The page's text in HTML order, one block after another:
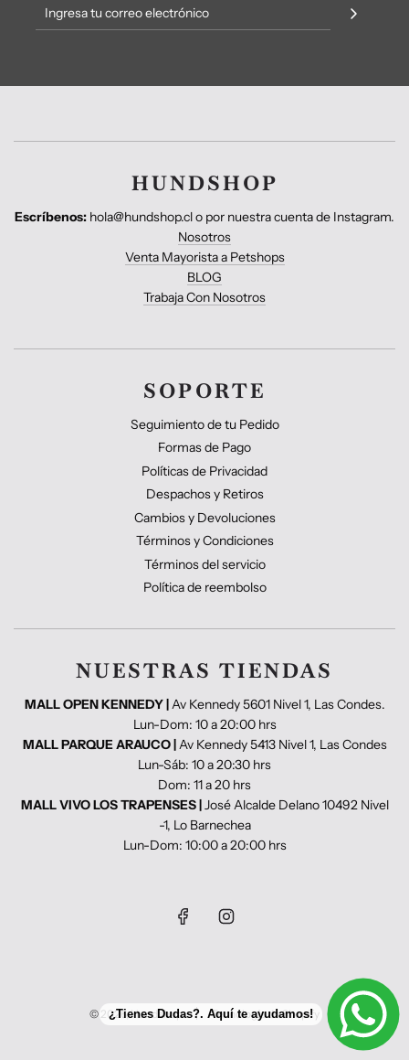
HUNDSHOP
Escríbenos: hola@hundshop.cl o por nuestra cuenta de Instagram.
Nosotros
Venta Mayorista a Petshops
BLOG
Trabaja Con Nosotros
SOPORTE
Seguimiento de tu Pedido
Formas de Pago
Políticas de Privacidad
Despachos y Retiros
Cambios y Devoluciones
Términos y Condiciones
Términos del servicio
Política de reembolso
NUESTRAS TIENDAS
MALL OPEN KENNEDY |Av Kennedy 5601 Nivel 1, Las Condes.
Lun-Dom: 10 a 20:00 hrs
MALL PARQUE ARAUCO |Av Kennedy 5413 Nivel 1, Las Condes
Lun-Sáb: 10 a 20:30 hrs
Dom: 11 a 20 hrs
MALL VIVO LOS TRAPENSES |José Alcalde Delano 10492 Nivel
-1, Lo Barnechea
Lun-Dom: 10:00 a 20:00 hrs
© 2026, Hundshop Tecnología de Shopify
¿Tienes Dudas?. Aquí te ayudamos!